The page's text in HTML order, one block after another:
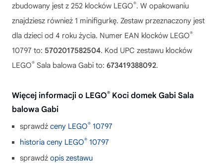
zbudowany jest z 252 klocków LEGO®. W opakowaniu
znajdziesz również 1 minifigurkę. Zestaw przeznaczony jest
dla dzieci od 4 roku życia. Numer EAN klocków LEGO®
10797 to: 5702017582504. Kod UPC zestawu klocków
LEGO® Sala balowa Gabi to: 673419388092.
Więcej informacji o LEGO® Koci domek Gabi Sala
balowa Gabi
sprawdź ceny LEGO® 10797
historia ceny LEGO® 10797
sprawdź opis zestawu